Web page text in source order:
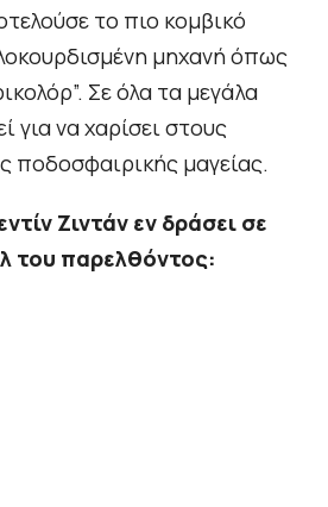
το πιο κομβικό
μηχανή όπως
Σε όλα τα μεγάλα
για να χαρίσει στους
ποδοσφαιρικής μαγείας.
Ζιντάν εν δράσει σε
του παρελθόντος: